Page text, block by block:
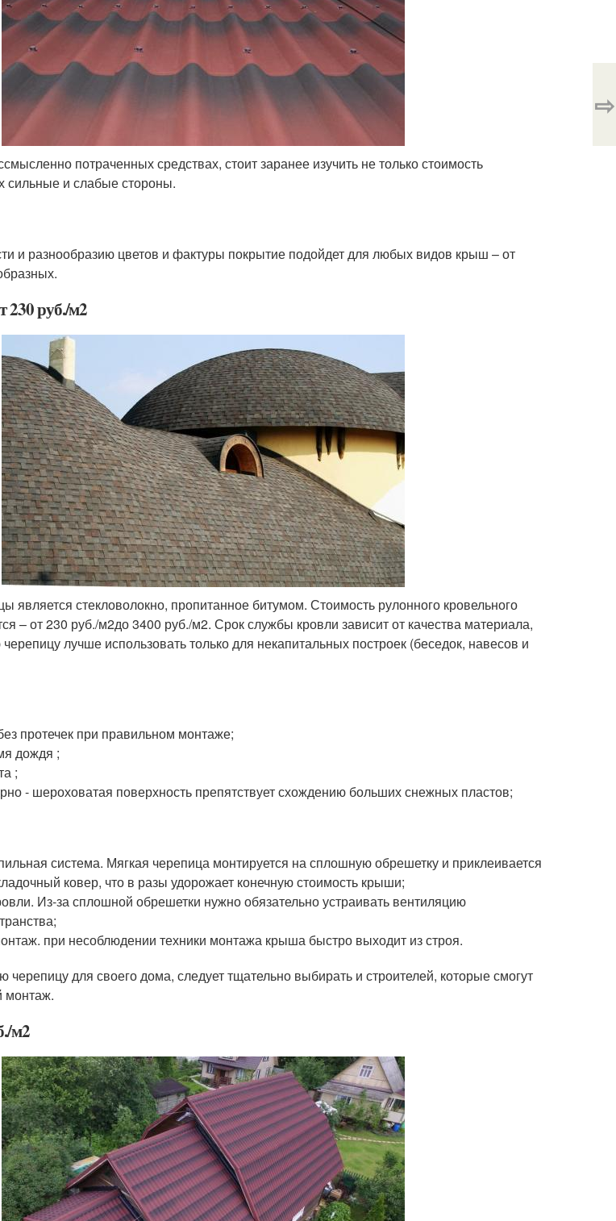
потраченных средствах, стоит заранее изучить не только стоимость
сильные и слабые стороны.
и разнообразию цветов и фактуры покрытие подойдет для любых видов крыш – от
230 руб./м2
является стекловолокно, пропитанное битумом. Стоимость рулонного кровельного
– от 230 руб./м2до 3400 руб./м2. Срок службы кровли зависит от качества материала,
лучше использовать только для некапитальных построек (беседок, навесов и
протечек при правильном монтаже;
дождя ;
;
- шероховатая поверхность препятствует схождению больших снежных пластов;
система. Мягкая черепица монтируется на сплошную обрешетку и приклеивается
ковер, что в разы удорожает конечную стоимость крыши;
Из-за сплошной обрешетки нужно обязательно устраивать вентиляцию
при несоблюдении техники монтажа крыша быстро выходит из строя.
черепицу для своего дома, следует тщательно выбирать и строителей, которые смогут
монтаж.
м2
⇨